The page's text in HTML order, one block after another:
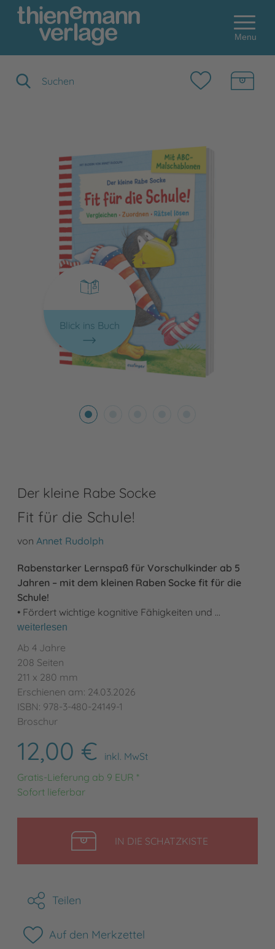
Menu
Blick ins Buch
Der kleine Rabe Socke
Fit für die Schule!
von Annet Rudolph
Rabenstarker Lernspaß für Vorschulkinder ab 5
Jahren – mit dem kleinen Raben Socke fit für die
Schule!
• Fördert wichtige kognitive Fähigkeiten und …
weiterlesen
Ab 4 Jahre
208 Seiten
211 x 280 mm
Erschienen am: 24.03.2026
ISBN: 978-3-480-24149-1
Broschur
12,00 €
inkl. MwSt
Gratis-Lieferung ab 9 EUR *
Sofort lieferbar
IN DIE SCHATZKISTELEGEN
Teilen
Auf den Merkzettel